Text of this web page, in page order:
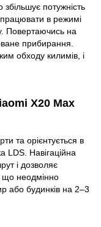
потужність
в режимі
Повертаючись на
прибирання.
обходу килимів, і
X20 Max
та орієнтується в
LDS. Навігаційна
і дозволяє
що неодмінно
або будинків на 2–3